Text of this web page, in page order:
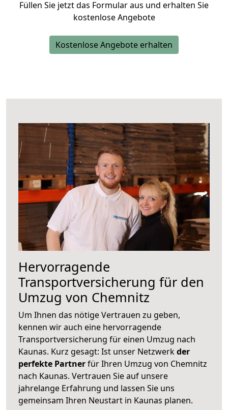
Füllen Sie jetzt das Formular aus und erhalten Sie
kostenlose Angebote
Kostenlose Angebote erhalten
Hervorragende
Transportversicherung für den
Umzug von Chemnitz
Um Ihnen das nötige Vertrauen zu geben,
kennen wir auch eine hervorragende
Transportversicherung für einen Umzug nach
Kaunas. Kurz gesagt: Ist unser Netzwerkder
perfekte Partnerfür Ihren Umzug von Chemnitz
nach Kaunas. Vertrauen Sie auf unsere
jahrelange Erfahrung und lassen Sie uns
gemeinsam Ihren Neustart in Kaunas planen.